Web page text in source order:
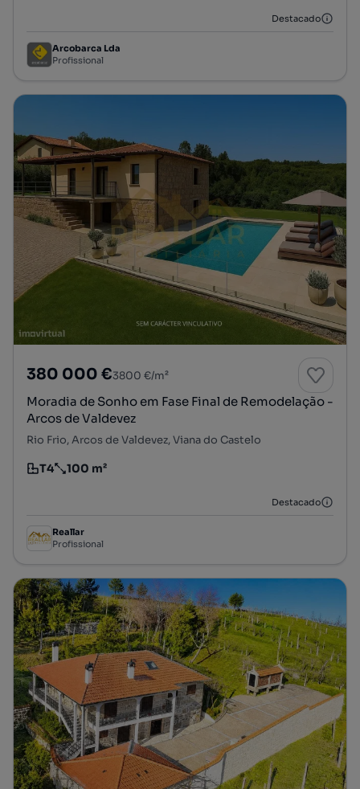
Destacado
Arcobarca Lda
Profissional
380 000 €3800 €/m²
Moradia de Sonho em Fase Final de Remodelação -
Arcos de Valdevez
Rio Frio, Arcos de Valdevez, Viana do Castelo
Tipologia
T4
Preço por metro quadrado
100 m²
Destacado
Reallar
Profissional